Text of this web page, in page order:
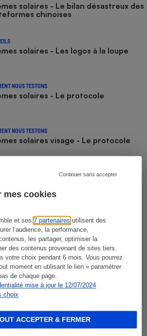
mes cookies
et ses7 partenaires utilisent des
l’audience, la performance,
les partager, optimiser la
des contenus provenant de sites tiers.
votre choix pendant 6 mois. Vous pourrez
moment en utilisant le lien « paramétrer
de chaque page.
mise à jour le 12/07/2024
choix
Continuer sans accepter
ACCEPTER & FERMER
solaires - Le bilan désastreux des
chinoises
solaires - Les logos à la loupe
NOUS TESTONS
solaires - Le protocole
NOUS TESTONS
solaires visage - Le protocole